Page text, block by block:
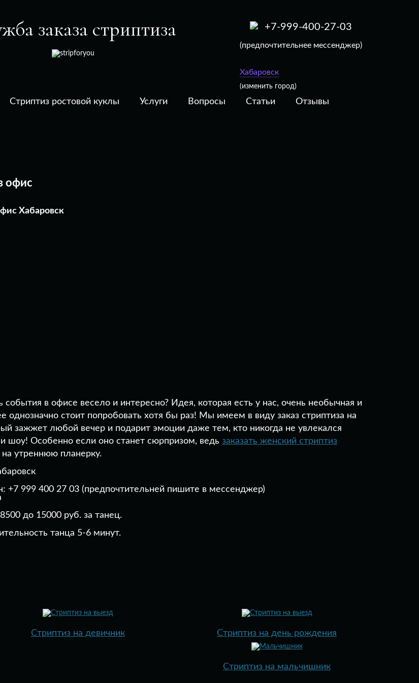
заказа стриптиза +7-999-400-27-03
(предпочтительнее мессенджер)
Хабаровск
(изменить город)
Перейти
Стриптиз ростовой куклы Услуги Вопросы Статьи Отзывы
офис
Хабаровск
события в офисе весело и интересно? Идея, которая есть у нас, очень необычная и
однозначно стоит попробовать хотя бы раз! Мы имеем в виду заказ стриптиза на
зажжет любой вечер и подарит эмоции даже тем, кто никогда не увлекался
шоу! Особенно если оно станет сюрпризом, ведь заказать женский стриптиз
утреннюю планерку.
+7 999 400 27 03 (предпочтительней пишите в мессенджер)
до 15000 руб. за танец.
танца 5-6 минут.
Стриптиз на девичник Стриптиз на день рождения
Стриптиз на мальчишник